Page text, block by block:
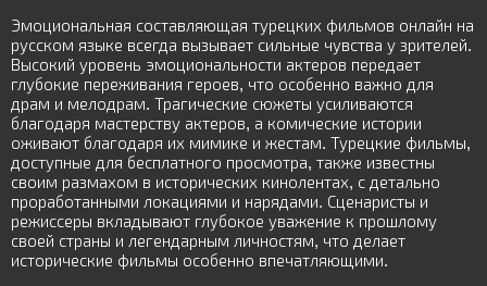
Эмоциональная составляющая турецких фильмов онлайн на
русском языке всегда вызывает сильные чувства у зрителей.
Высокий уровень эмоциональности актеров передает
глубокие переживания героев, что особенно важно для
драм и мелодрам. Трагические сюжеты усиливаются
благодаря мастерству актеров, а комические истории
оживают благодаря их мимике и жестам. Турецкие фильмы,
доступные для бесплатного просмотра, также известны
своим размахом в исторических кинолентах, с детально
проработанными локациями и нарядами. Сценаристы и
режиссеры вкладывают глубокое уважение к прошлому
своей страны и легендарным личностям, что делает
исторические фильмы особенно впечатляющими.